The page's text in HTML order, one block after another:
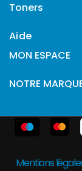
Toners
Aide
MON ESPACE
NOTRE
Mentions